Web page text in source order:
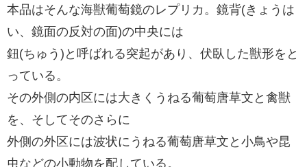
本品はそんな海獣葡萄鏡のレプリカ。鏡背(きょうは
い、鏡面の反対の面)の中央には
鈕(ちゅう)と呼ばれる突起があり、伏臥した獣形をと
っている。
その外側の内区には大きくうねる葡萄唐草文と禽獣
を、そしてそのさらに
外側の外区には波状にうねる葡萄唐草文と小鳥や昆
虫などの小動物を配している。